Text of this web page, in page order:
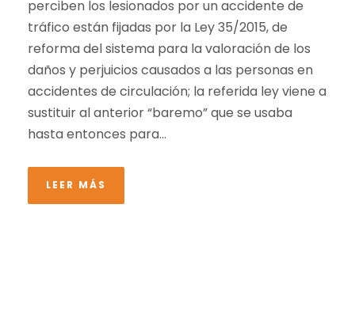
perciben los lesionados por un accidente de
tráfico están fijadas por la Ley 35/2015, de
reforma del sistema para la valoración de los
daños y perjuicios causados a las personas en
accidentes de circulación; la referida ley viene a
sustituir al anterior “baremo” que se usaba
hasta entonces para...
LEER MÁS